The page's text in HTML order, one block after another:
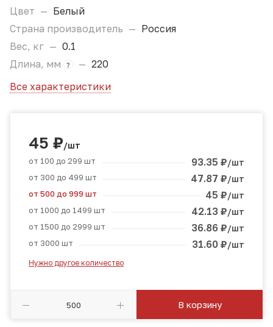
Цвет — Белый
Страна производитель — Россия
Вес, кг — 0.1
Длина, мм
? — 220
Все характеристики
45 ₽/шт
от 100 до 299 шт 93.35 ₽/шт
от 300 до 499 шт 47.87 ₽/шт
от 500 до 999 шт 45 ₽/шт
от 1000 до 1499 шт 42.13 ₽/шт
от 1500 до 2999 шт 36.86 ₽/шт
от 3000 шт 31.60 ₽/шт
Нужно другое количество
В корзину